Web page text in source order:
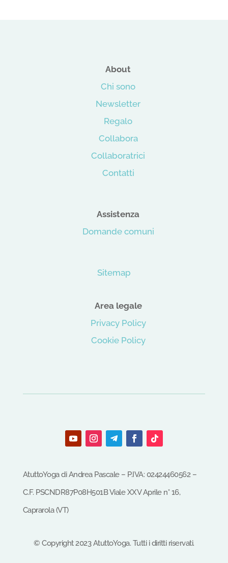
About
Chi sono
Newsletter
Regalo
Collabora
Collaboratrici
Contatti
Assistenza
Domande comuni
Sitemap
Area legale
Privacy Policy
Cookie Policy
AtuttoYoga di Andrea Pascale – P.IVA: 02424460562 –
C.F. PSCNDR87P08H501BViale XXV Aprile n° 16,
Caprarola (VT)
©Copyright2023 AtuttoYoga. Tutti i diritti riservati.